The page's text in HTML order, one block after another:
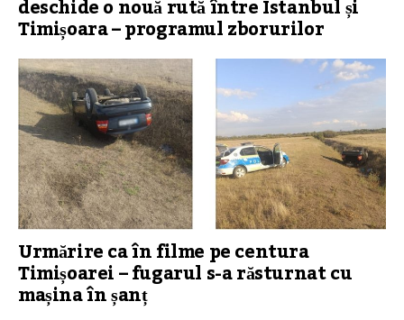
deschide o nouă rută între Istanbul și
Timișoara – programul zborurilor
Urmărire ca în filme pe centura
Timișoarei – fugarul s-a răsturnat cu
mașina în șanț